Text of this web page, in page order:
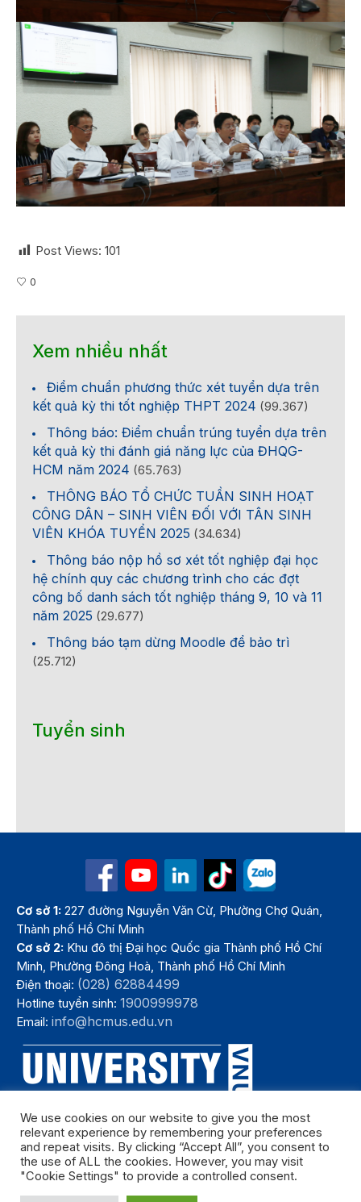
Post Views: 101
0
Xem nhiều nhất
Điểm chuẩn phương thức xét tuyển dựa trên
kết quả kỳ thi tốt nghiệp THPT 2024 (99.367)
Thông báo: Điểm chuẩn trúng tuyển dựa trên
kết quả kỳ thi đánh giá năng lực của ĐHQG-
HCM năm 2024 (65.763)
THÔNG BÁO TỔ CHỨC TUẦN SINH HOẠT
CÔNG DÂN – SINH VIÊN ĐỐI VỚI TÂN SINH
VIÊN KHÓA TUYỂN 2025 (34.634)
Thông báo nộp hồ sơ xét tốt nghiệp đại học
hệ chính quy các chương trình cho các đợt
công bố danh sách tốt nghiệp tháng 9, 10 và 11
năm 2025 (29.677)
Thông báo tạm dừng Moodle để bảo trì
(25.712)
Tuyển sinh
Cơ sở 1: 227 đường Nguyễn Văn Cừ, Phường Chợ Quán,
Thành phố Hồ Chí Minh
Cơ sở 2: Khu đô thị Đại học Quốc gia Thành phố Hồ Chí
Minh, Phường Đông Hoà, Thành phố Hồ Chí Minh
Điện thoại: (028) 62884499
Hotline tuyển sinh:1900999978
Email:info@hcmus.edu.vn
Bản quyền thuộc Trường Đại học Khoa học tự nhiên, Đại học Quốc
We use cookies on our website to give you the most
relevant experience by remembering your preferences
and repeat visits. By clicking “Accept All”, you consent to
the use of ALL the cookies. However, you may visit
"Cookie Settings" to provide a controlled consent.